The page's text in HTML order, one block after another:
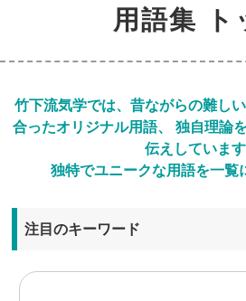
用語集 ト
竹下流気学では、昔ながらの難し
合ったオリジナル用語、
独自理論
伝えしています
独特でユニークな用語を一覧
注目のキーワード